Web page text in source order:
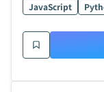
JavaScript